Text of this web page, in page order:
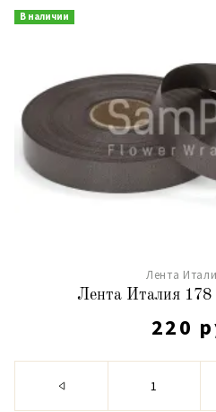
В наличии
Лента
Лента Италия
220